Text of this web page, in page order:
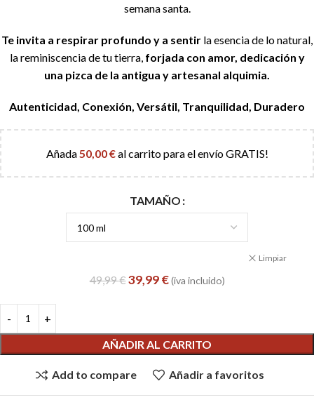
semana santa.
Te invita a respirar profundo y a sentir la esencia de lo natural,
la reminiscencia de tu tierra, forjada con amor, dedicación y
una pizca de la antigua y artesanal alquimia.
Autenticidad, Conexión, Versátil, Tranquilidad, Duradero
Añada50,00€al carrito para el envío GRATIS!
TAMAÑO
Limpiar
49,99€39,99€ (iva incluido)
AÑADIR AL CARRITO
Add to compare Añadir a favoritos